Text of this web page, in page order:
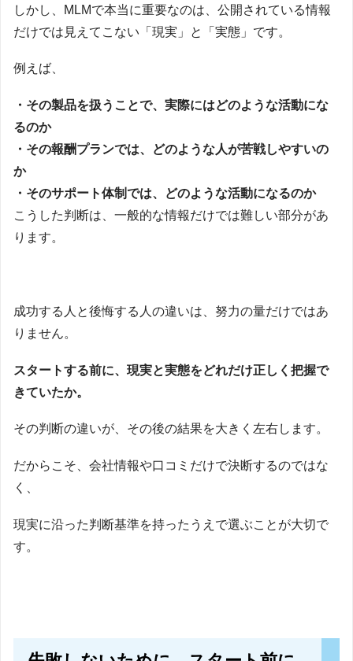
しかし、MLMで本当に重要なのは、公開されている情報
だけでは見えてこない「現実」と「実態」です。
例えば、
・その製品を扱うことで、実際にはどのような活動にな
るのか
・その報酬プランでは、どのような人が苦戦しやすいの
か
・そのサポート体制では、どのような活動になるのか
こうした判断は、一般的な情報だけでは難しい部分があ
ります。
成功する人と後悔する人の違いは、努力の量だけではあ
りません。
スタートする前に、現実と実態をどれだけ正しく把握で
きていたか。
その判断の違いが、その後の結果を大きく左右します。
だからこそ、会社情報や口コミだけで決断するのではな
く、
現実に沿った判断基準を持ったうえで選ぶことが大切で
す。